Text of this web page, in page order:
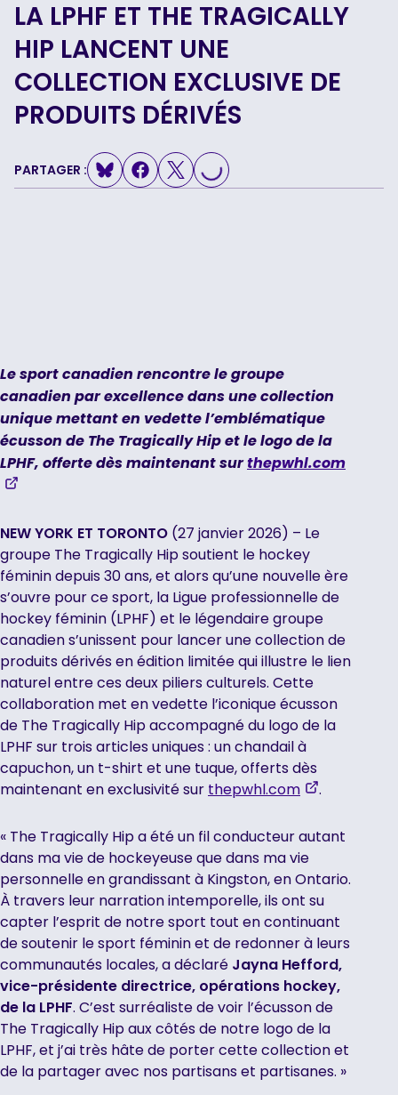
LA LPHF ET THE TRAGICALLY
HIP LANCENT UNE
COLLECTION EXCLUSIVE DE
PRODUITS DÉRIVÉS
PARTAGER : LOADING...
Le sport canadien rencontre le groupe
canadien par excellence dans une collection
unique mettant en vedette l’emblématique
écusson de The Tragically Hip et le logo de la
LPHF, offerte dès maintenant surthepwhl.com
,
in
a
new
tab
NEW YORK ET TORONTO (27 janvier 2026) – Le
groupe The Tragically Hip soutient le hockey
féminin depuis 30 ans, et alors qu’une nouvelle ère
s’ouvre pour ce sport, la Ligue professionnelle de
hockey féminin (LPHF) et le légendaire groupe
canadien s’unissent pour lancer une collection de
produits dérivés en édition limitée qui illustre le lien
naturel entre ces deux piliers culturels. Cette
collaboration met en vedette l’iconique écusson
de The Tragically Hip accompagné du logo de la
LPHF sur trois articles uniques : un chandail à
capuchon, un t-shirt et une tuque, offerts dès
maintenant en exclusivité sur thepwhl.com
,
in
new
tab
.
« The Tragically Hip a été un fil conducteur autant
dans ma vie de hockeyeuse que dans ma vie
personnelle en grandissant à Kingston, en Ontario.
À travers leur narration intemporelle, ils ont su
capter l’esprit de notre sport tout en continuant
de soutenir le sport féminin et de redonner à leurs
communautés locales, a déclaré Jayna Hefford,
vice-présidente directrice, opérations hockey,
de la LPHF. C’est surréaliste de voir l’écusson de
The Tragically Hip aux côtés de notre logo de la
LPHF, et j’ai très hâte de porter cette collection et
de la partager avec nos partisans et partisanes. »